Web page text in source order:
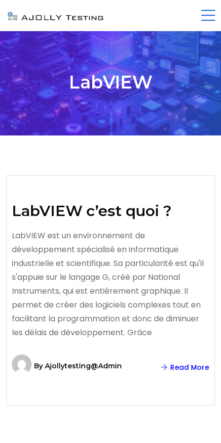
LabVIEW
LabVIEW c’est quoi ?
LabVIEW est un environnement de
développement spécialisé en informatique
industrielle et scientifique. Sa particularité est qu'il
s'appuie sur le langage G, créé par National
Instruments, qui est entièrement graphique. Il
permet de créer des logiciels complexes tout en
facilitant la programmation et donc de diminuer
les délais de développement. Grâce
By Ajollytesting@admin Read More